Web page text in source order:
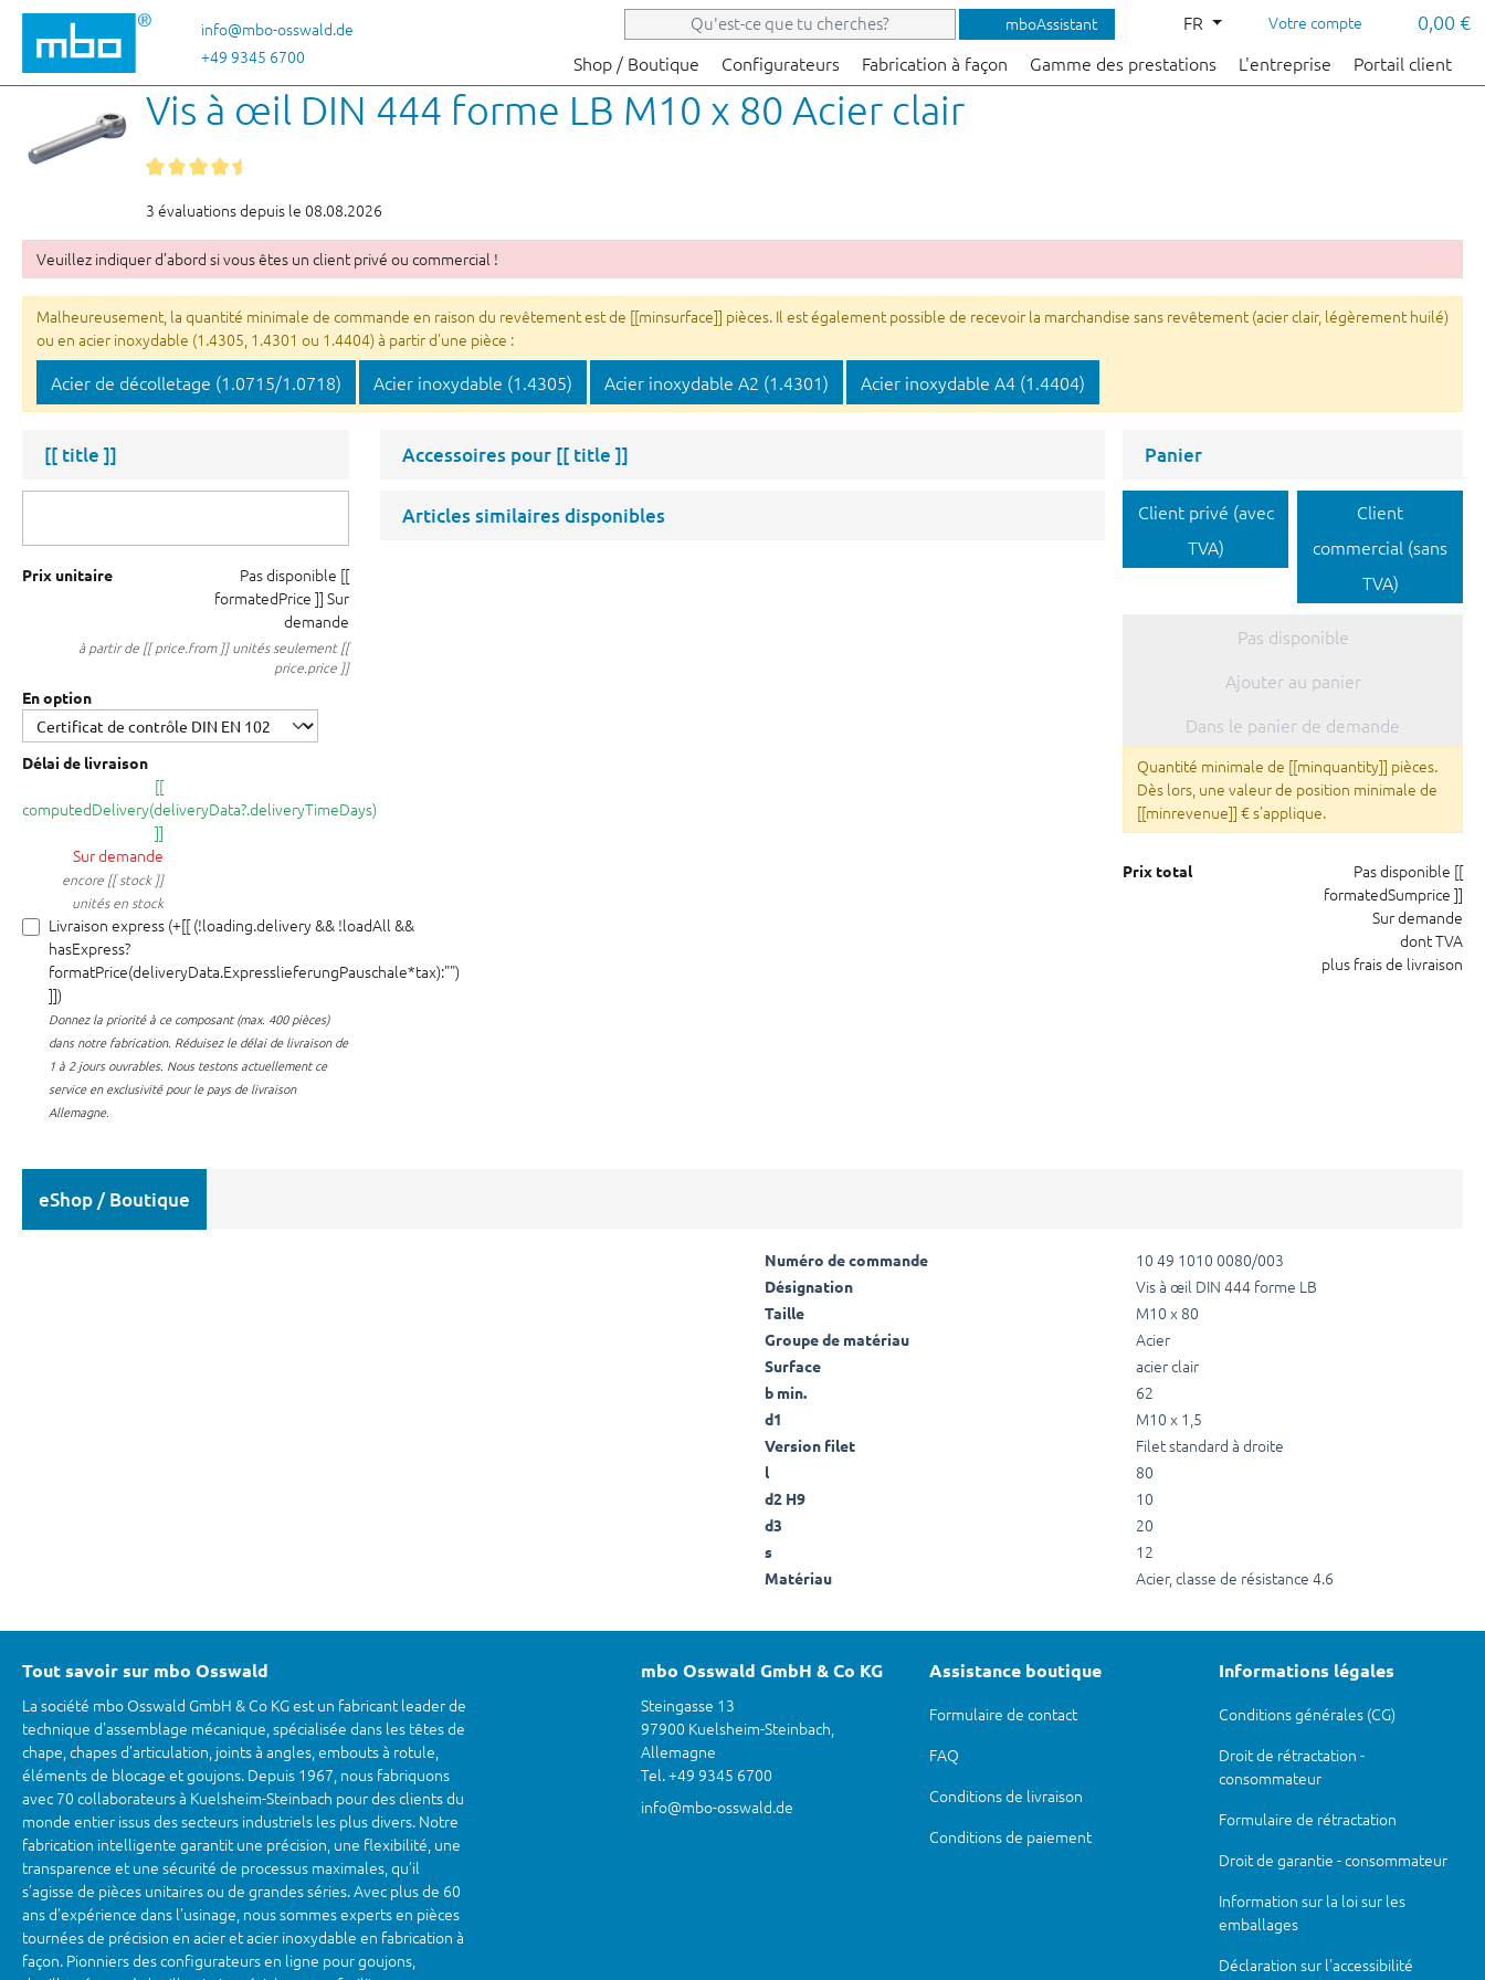
au contenu principal
Passer à la recherche
Passer à la navigation principaleinfo@mbo-osswald.de
+49 9345 6700
mboAssistant FR Votre compte 0,00 €
Shop / Boutique Configurateurs Fabrication à façon Gamme des prestations L'entreprise Portail client
Vis à œil DIN 444 forme LB M10 x 80 Acier clair
3 évaluations depuis le 08.08.2026
Veuillez indiquer d’abord si vous êtes un client privé ou commercial !
Malheureusement, la quantité minimale de commande en raison du revêtement est de [[minsurface]] pièces. Il est également possible de recevoir la marchandise sans revêtement (acier clair, légèrement huilé)
ou en acier inoxydable (1.4305, 1.4301 ou 1.4404) à partir d'une pièce :
Acier de décolletage (1.0715/1.0718) Acier inoxydable (1.4305) Acier inoxydable A2 (1.4301) Acier inoxydable A4 (1.4404)
[[ title ]]
Prix unitaire Pas disponible [[
formatedPrice ]] Sur
demande
à partir de [[ price.from ]] unités seulement [[
price.price ]]
En option
Délai de livraison
[[
computedDelivery(deliveryData?.deliveryTimeDays)
]]
Sur demande
encore [[ stock ]]
unités en stock
Livraison express (+[[ (!loading.delivery && !loadAll &&
hasExpress?
formatPrice(deliveryData.ExpresslieferungPauschale*tax):"")
]])
Donnez la priorité à ce composant (max. 400 pièces)
dans notre fabrication. Réduisez le délai de livraison de
1 à 2 jours ouvrables. Nous testons actuellement ce
service en exclusivité pour le pays de livraison
Allemagne.
Accessoires pour [[ title ]]
Articles similaires disponibles
Panier
Client privé (avec
TVA)
Client
commercial (sans
TVA)
Pas disponible
Ajouter au panier
Dans le panier de demande
Quantité minimale de [[minquantity]] pièces.
Dès lors, une valeur de position minimale de
[[minrevenue]] € s'applique.
Prix total Pas disponible [[
formatedSumprice ]]
Sur demande
dont TVA
plus frais de livraison
eShop / Boutique
Numéro de commande 10 49 1010 0080/003
Désignation Vis à œil DIN 444 forme LB
Taille M10 x 80
Groupe de matériau Acier
Surface acier clair
b min. 62
d1 M10 x 1,5
Version filet Filet standard à droite
l 80
d2 H9 10
d3 20
s 12
Matériau Acier, classe de résistance 4.6
Tout savoir sur mbo Osswald
La société mbo Osswald GmbH & Co KG est un fabricant leader de
technique d'assemblage mécanique, spécialisée dans les têtes de
chape, chapes d’articulation, joints à angles, embouts à rotule,
éléments de blocage et goujons. Depuis 1967, nous fabriquons
avec 70 collaborateurs à Kuelsheim-Steinbach pour des clients du
monde entier issus des secteurs industriels les plus divers. Notre
fabrication intelligente garantit une précision, une flexibilité, une
transparence et une sécurité de processus maximales, qu’il
s’agisse de pièces unitaires ou de grandes séries. Avec plus de 60
ans d’expérience dans l’usinage, nous sommes experts en pièces
tournées de précision en acier et acier inoxydable en fabrication à
façon. Pionniers des configurateurs en ligne pour goujons,
mbo Osswald GmbH & Co KG
Steingasse 13
97900 Kuelsheim-Steinbach,
Allemagne
Tel. +49 9345 6700
info@mbo-osswald.de
Assistance boutique
Formulaire de contact
FAQ
Conditions de livraison
Conditions de paiement
Informations légales
Conditions générales (CG)
Droit de rétractation -
consommateur
Formulaire de rétractation
Droit de garantie - consommateur
Information sur la loi sur les
emballages
Déclaration sur l'accessibilité